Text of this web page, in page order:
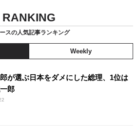
RANKING
スの人気記事ランキング
Weekly
が選ぶ日本をダメにした総理、1位は
郎